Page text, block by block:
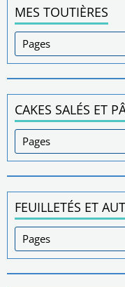
MES TOUTIÈRES
CAKES SALÉS ET
FEUILLETÉS ET